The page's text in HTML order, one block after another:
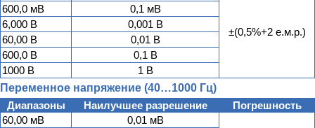
±(0,5%+2 е.м.р.)
600,0 мВ
0,1 мВ
6,000 В
0,001 В
60,00 В
0,01 В
600,0 В
0,1 В
1000 В
1 В
Переменное напряжение (40…1000 Гц)
Диапазоны
Наилучшее разрешение
Погрешность
60,00 мВ
0,01 мВ